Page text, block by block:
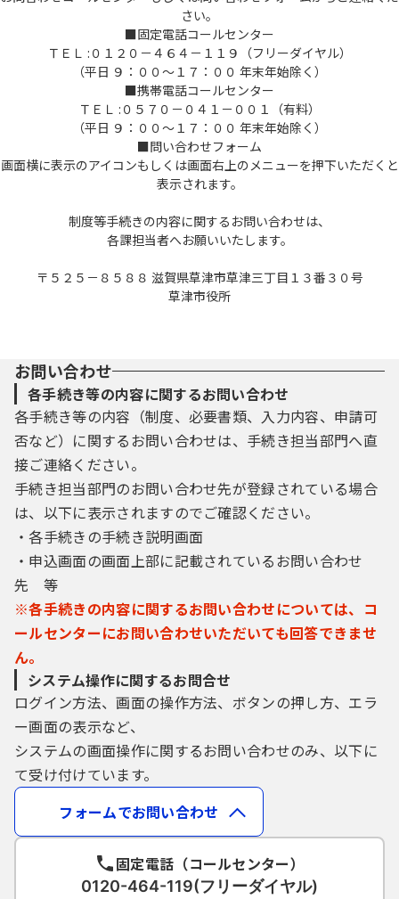
さい。
■固定電話コールセンター
ＴＥＬ :０１２０－４６４－１１９（フリーダイヤル）
（平日 ９：００～１７：００ 年末年始除く）
■携帯電話コールセンター
ＴＥＬ :０５７０－０４１－００１（有料）
（平日 ９：００～１７：００ 年末年始除く）
■問い合わせフォーム
画面横に表示のアイコンもしくは画面右上のメニューを押下いただくと
表示されます。
制度等手続きの内容に関するお問い合わせは、
各課担当者へお願いいたします。
〒５２５－８５８８ 滋賀県草津市草津三丁目１３番３０号
草津市役所
お問い合わせ
各手続き等の内容に関するお問い合わせ
各手続き等の内容（制度、必要書類、入力内容、申請可
否など）に関するお問い合わせは、手続き担当部門へ直
接ご連絡ください。
手続き担当部門のお問い合わせ先が登録されている場合
は、以下に表示されますのでご確認ください。
・各手続きの手続き説明画面
・申込画面の画面上部に記載されているお問い合わせ
先 等
※各手続きの内容に関するお問い合わせについては、コ
ールセンターにお問い合わせいただいても回答できませ
ん。
システム操作に関するお問合せ
ログイン方法、画面の操作方法、ボタンの押し方、エラ
ー画面の表示など、
システムの画面操作に関するお問い合わせのみ、以下に
て受け付けています。
フォームでお問い合わせ
固定電話（コールセンター）
0120-464-119(フリーダイヤル)